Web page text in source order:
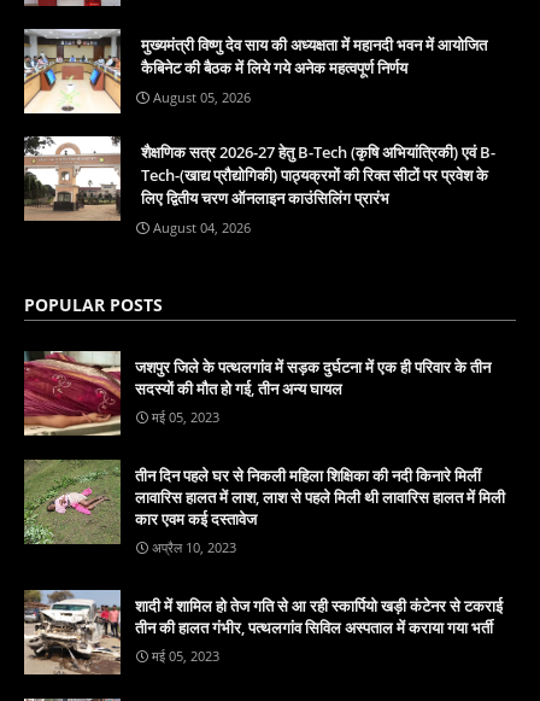
मुख्यमंत्री विष्णु देव साय की अध्यक्षता में महानदी भवन में आयोजित
कैबिनेट की बैठक में लिये गये अनेक महत्वपूर्ण निर्णय
August 05, 2026
शैक्षणिक सत्र 2026-27 हेतु B-Tech (कृषि अभियांत्रिकी) एवं B-
Tech-(खाद्य प्रौद्योगिकी) पाठ्यक्रमों की रिक्त सीटों पर प्रवेश के
लिए द्वितीय चरण ऑनलाइन काउंसिलिंग प्रारंभ
August 04, 2026
POPULAR POSTS
जशपुर जिले के पत्थलगांव में सड़क दुर्घटना में एक ही परिवार के तीन
सदस्यों की मौत हो गई, तीन अन्य घायल
मई 05, 2023
तीन दिन पहले घर से निकली महिला शिक्षिका की नदी किनारे मिलीं
लावारिस हालत में लाश, लाश से पहले मिली थी लावारिस हालत में मिली
कार एवम कई दस्तावेज
अप्रैल 10, 2023
शादी में शामिल हो तेज गति से आ रही स्कार्पियो खड़ी कंटेनर से टकराई
तीन की हालत गंभीर, पत्थलगांव सिविल अस्पताल में कराया गया भर्ती
मई 05, 2023